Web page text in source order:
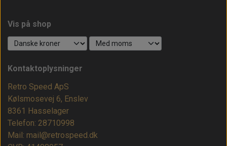
Vis på shop
Kontaktoplysninger
Retro Speed ApS
Kølsmosevej 6, Enslev
8361 Hasselager
Telefon: 28710998
Mail: mail@retrospeed.dk